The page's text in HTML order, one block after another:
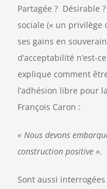
Partagée ? Désirable
sociale (« un privilège
ses gains en
d’acceptabilité n’est-
explique comment
l’adhésion libre pour
François Caron :
« Nous devons
construction positive ».
Sont aussi